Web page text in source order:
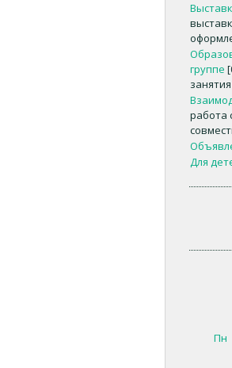
группе
работа
Для
Пн